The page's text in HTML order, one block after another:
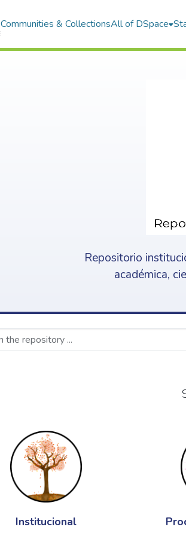
Communities & CollectionsAll of DSpace
Repositorio
académica,
Institucional